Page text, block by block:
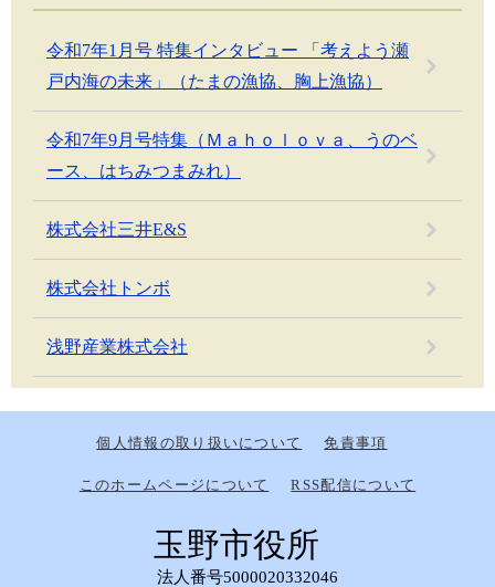
令和7年1月号 特集インタビュー 「考えよう瀬
戸内海の未来」（たまの漁協、胸上漁協）
令和7年9月号特集（Ｍａｈｏｌｏｖａ、うのベ
ース、はちみつまみれ）
株式会社三井E&S
株式会社トンボ
浅野産業株式会社
個人情報の取り扱いについて 免責事項
このホームページについて RSS配信について
玉野市役所
法人番号5000020332046